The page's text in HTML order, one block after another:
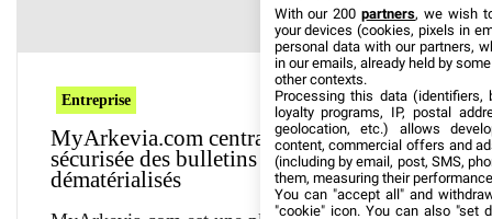
Entreprise
MyArkevia.com centralise la gestion
sécurisée des bulletins de paie
dématérialisés
With our 200partners, we wish
your devices (cookies, pixels in
personal data with our partners,
in our emails, already held by
other contexts.
Processing this data (identifiers,
loyalty programs, IP, postal
geolocation, etc.) allows
content, commercial offers and
(including by email, post, SMS,
them, measuring their
You can "accept all" and
"cookie" icon. You can also "set